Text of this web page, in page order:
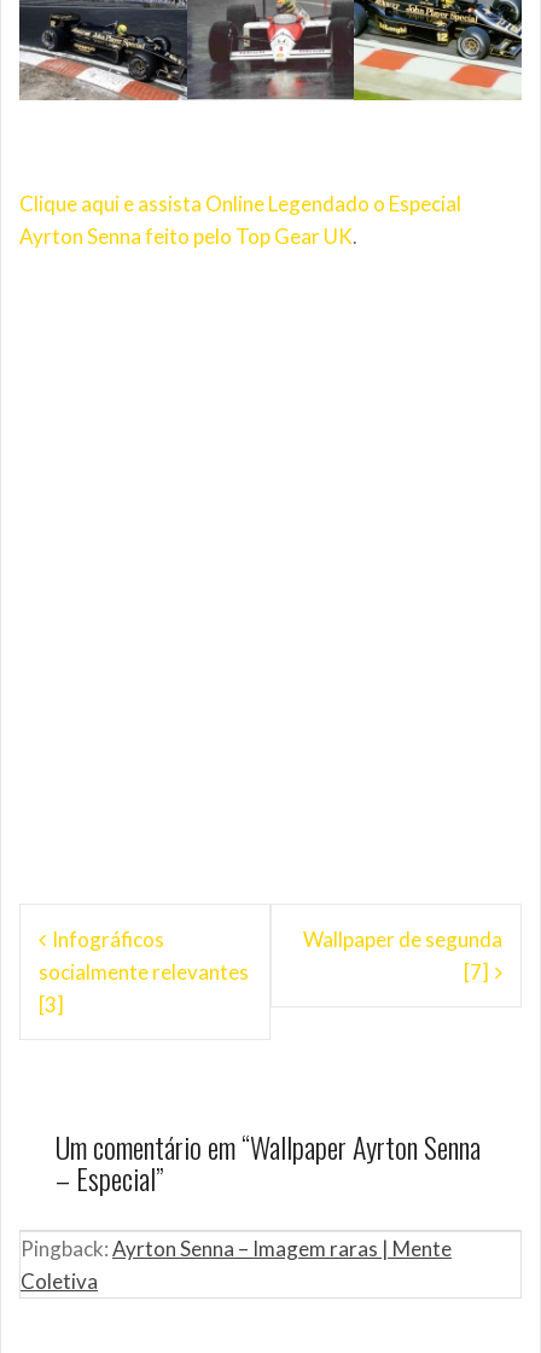
Clique aqui e assista Online Legendado o Especial
Ayrton Senna feito pelo Top Gear UK.
Navegação
de
Post
Infográficos
socialmente relevantes
[3]
Wallpaper de segunda
[7]
Um comentário em “Wallpaper Ayrton Senna
– Especial”
Pingback:Ayrton Senna – Imagem raras | Mente
Coletiva